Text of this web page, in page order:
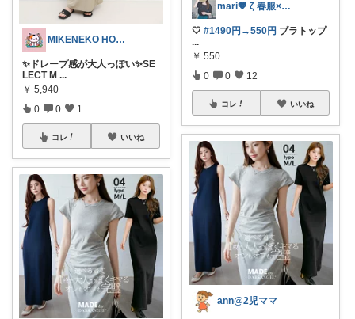
MIKENEKO HOUSE
✨ドレープ感が大人っぽい✨SE
LECT M ...
￥ 5,940
0 0 1
コレ いいね
mari🤎 ζ 春服×かわいい雑貨
🤍 #1490円→550円 ブラトップ
...
￥ 550
0 0 12
コレ いいね
ann@2児ママ